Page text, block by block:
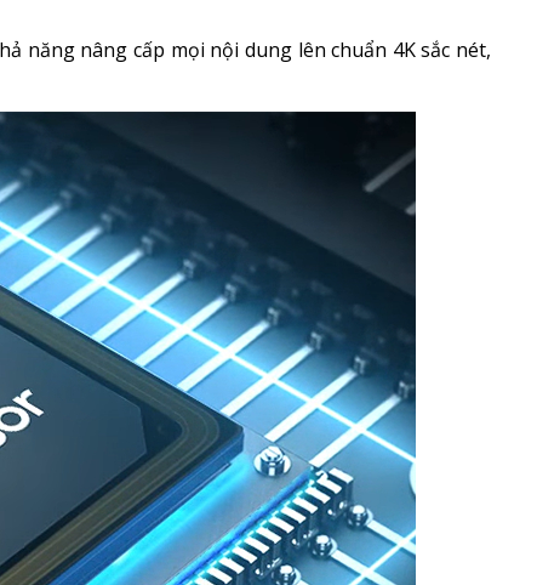
năng nâng cấp mọi nội dung lên chuẩn 4K sắc nét,